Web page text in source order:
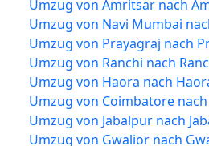
Umzug von Amritsar nach
Umzug von Navi Mumbai
Umzug von Prayagraj nach
Umzug von Ranchi nach
Umzug von Haora nach
Umzug von Coimbatore
Umzug von Jabalpur nach
Umzug von Gwalior nach